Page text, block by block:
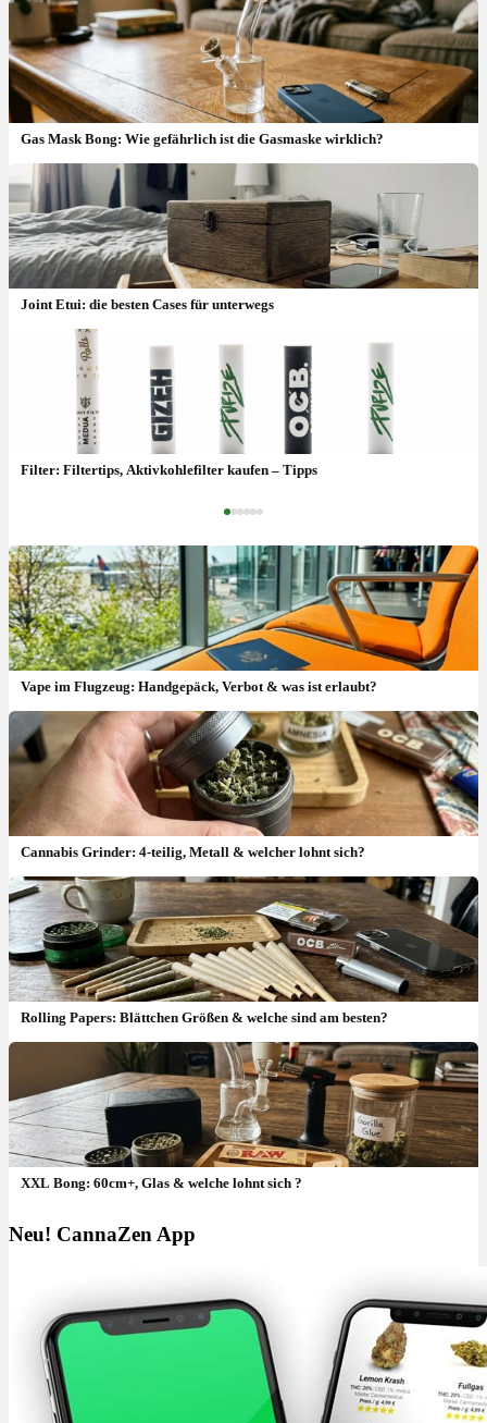
Gas Mask Bong: Wie gefährlich ist die Gasmaske wirklich?
Joint Etui: die besten Cases für unterwegs
Filter: Filtertips, Aktivkohlefilter kaufen – Tipps
Gravity Bong: Selber bauen, Wirkung & wie funktioniert sie?
Vape im Flugzeug: Handgepäck, Verbot & was ist erlaubt?
Cannabis Grinder: 4-teilig, Metall & welcher lohnt sich?
Rolling Papers: Blättchen Größen & welche sind am besten?
XXL Bong: 60cm+, Glas & welche lohnt sich ?
Neu! CannaZen App